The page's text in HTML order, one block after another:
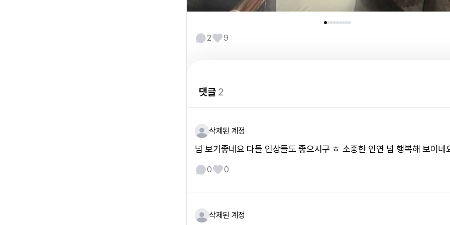
2 9
댓글2
삭제된 계정
넘 보기좋네요 다들 인상들도 좋으시구 ㅎ 소중한 인연 넘 행복해 보이네
0 0
삭제된 계정